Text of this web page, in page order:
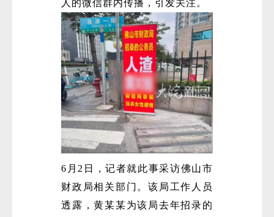
人的微信群内传播，引发关注。
6月2日，记者就此事采访佛山市
财政局相关部门。该局工作人员
透露，黄某某为该局去年招录的